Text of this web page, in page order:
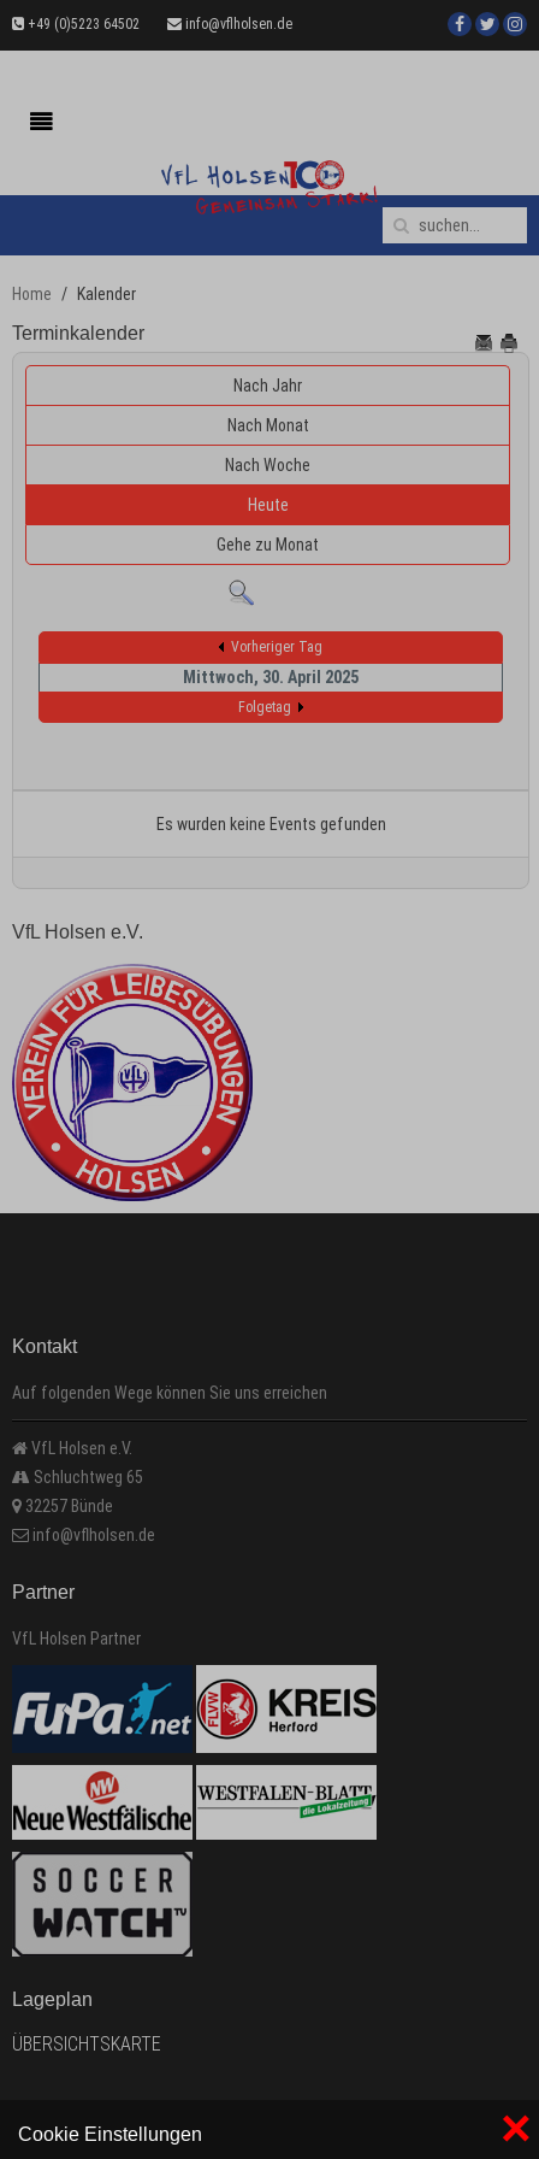
+49 (0)5223 64502 info@vflholsen.de
×
Cookie Einstellungen
Home Kalender
Terminkalender
Nach Jahr
Nach Monat
Nach Woche
Heute
Gehe zu Monat
Vorheriger Tag
Mittwoch, 30. April 2025
Folgetag
Es wurden keine Events gefunden
VfL Holsen e.V.
Kontakt
Auf folgenden Wege können Sie uns erreichen
VfL Holsen e.V.
Schluchtweg 65
32257 Bünde
info@vflholsen.de
Partner
VfL Holsen Partner
Lageplan
ÜBERSICHTSKARTE